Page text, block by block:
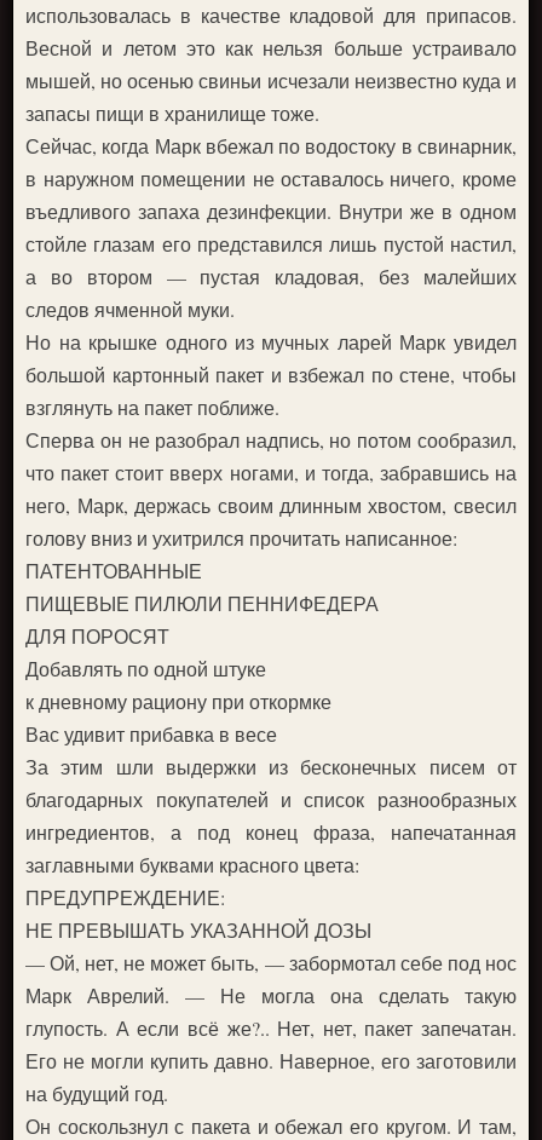
использовалась в качестве кладовой для припасов.
Весной и летом это как нельзя больше устраивало
мышей, но осенью свиньи исчезали неизвестно куда и
запасы пищи в хранилище тоже.
Сейчас, когда Марк вбежал по водостоку в свинарник,
в наружном помещении не оставалось ничего, кроме
въедливого запаха дезинфекции. Внутри же в одном
стойле глазам его представился лишь пустой настил,
а во втором — пустая кладовая, без малейших
следов ячменной муки.
Но на крышке одного из мучных ларей Марк увидел
большой картонный пакет и взбежал по стене, чтобы
взглянуть на пакет поближе.
Сперва он не разобрал надпись, но потом сообразил,
что пакет стоит вверх ногами, и тогда, забравшись на
него, Марк, держась своим длинным хвостом, свесил
голову вниз и ухитрился прочитать написанное:
ПАТЕНТОВАННЫЕ
ПИЩЕВЫЕ ПИЛЮЛИ ПЕННИФЕДЕРА
ДЛЯ ПОРОСЯТ
Добавлять по одной штуке
к дневному рациону при откормке
Вас удивит прибавка в весе
За этим шли выдержки из бесконечных писем от
благодарных покупателей и список разнообразных
ингредиентов, а под конец фраза, напечатанная
заглавными буквами красного цвета:
ПРЕДУПРЕЖДЕНИЕ:
НЕ ПРЕВЫШАТЬ УКАЗАННОЙ ДОЗЫ
— Ой, нет, не может быть, — забормотал себе под нос
Марк Аврелий. — Не могла она сделать такую
глупость. А если всё же?.. Нет, нет, пакет запечатан.
Его не могли купить давно. Наверное, его заготовили
на будущий год.
Он соскользнул с пакета и обежал его кругом. И там,